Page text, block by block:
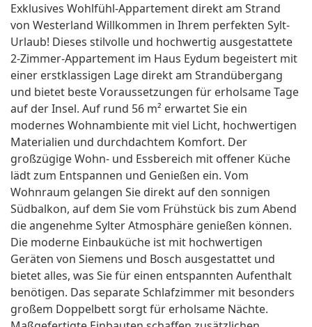
Exklusives Wohlfühl-Appartement direkt am Strand
von Westerland Willkommen in Ihrem perfekten Sylt-
Urlaub! Dieses stilvolle und hochwertig ausgestattete
2-Zimmer-Appartement im Haus Eydum begeistert mit
einer erstklassigen Lage direkt am Strandübergang
und bietet beste Voraussetzungen für erholsame Tage
auf der Insel. Auf rund 56 m² erwartet Sie ein
modernes Wohnambiente mit viel Licht, hochwertigen
Materialien und durchdachtem Komfort. Der
großzügige Wohn- und Essbereich mit offener Küche
lädt zum Entspannen und Genießen ein. Vom
Wohnraum gelangen Sie direkt auf den sonnigen
Südbalkon, auf dem Sie vom Frühstück bis zum Abend
die angenehme Sylter Atmosphäre genießen können.
Die moderne Einbauküche ist mit hochwertigen
Geräten von Siemens und Bosch ausgestattet und
bietet alles, was Sie für einen entspannten Aufenthalt
benötigen. Das separate Schlafzimmer mit besonders
großem Doppelbett sorgt für erholsame Nächte.